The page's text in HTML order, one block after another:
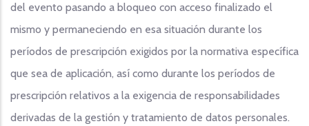
del evento pasando a bloqueo con acceso finalizado el
mismo y permaneciendo en esa situación durante los
períodos de prescripción exigidos por la normativa específica
que sea de aplicación, así como durante los períodos de
prescripción relativos a la exigencia de responsabilidades
derivadas de la gestión y tratamiento de datos personales.